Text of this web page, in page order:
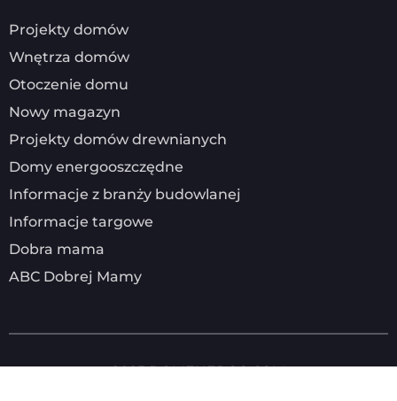
Projekty domów
Wnętrza domów
Otoczenie domu
Nowy magazyn
Projekty domów drewnianych
Domy energooszczędne
Informacje z branży budowlanej
Informacje targowe
Dobra mama
ABC Dobrej Mamy
2025DOMENERGO.COM